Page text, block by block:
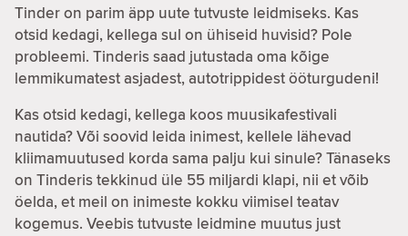
Tinder on parim äpp uute tutvuste leidmiseks. Kas
otsid kedagi, kellega sul on ühiseid huvisid? Pole
probleemi. Tinderis saad jutustada oma kõige
lemmikumatest asjadest, autotrippidest ööturgudeni!
Kas otsid kedagi, kellega koos muusikafestivali
nautida? Või soovid leida inimest, kellele lähevad
kliimamuutused korda sama palju kui sinule? Tänaseks
on Tinderis tekkinud üle 55 miljardi klapi, nii et võib
öelda, et meil on inimeste kokku viimisel teatav
kogemus. Veebis tutvuste leidmine muutus just